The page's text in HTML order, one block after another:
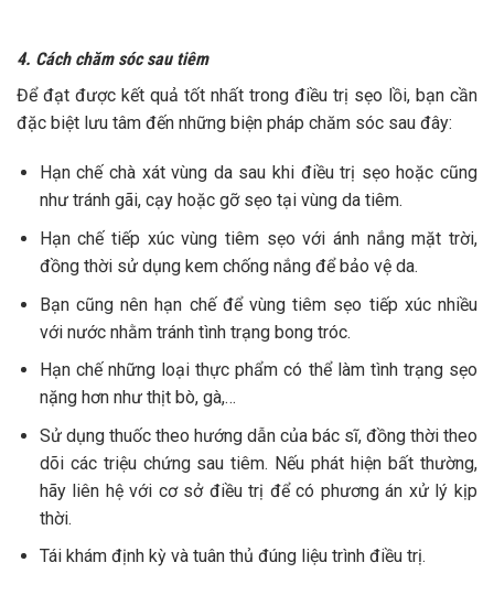
4. Cách chăm sóc sau tiêm
Để đạt được kết quả tốt nhất trong điều trị sẹo lồi, bạn cần
đặc biệt lưu tâm đến những biện pháp chăm sóc sau đây:
Hạn chế chà xát vùng da sau khi điều trị sẹo hoặc cũng
như tránh gãi, cạy hoặc gỡ sẹo tại vùng da tiêm.
Hạn chế tiếp xúc vùng tiêm sẹo với ánh nắng mặt trời,
đồng thời sử dụng kem chống nắng để bảo vệ da.
Bạn cũng nên hạn chế để vùng tiêm sẹo tiếp xúc nhiều
với nước nhằm tránh tình trạng bong tróc.
Hạn chế những loại thực phẩm có thể làm tình trạng sẹo
nặng hơn như thịt bò, gà,…
Sử dụng thuốc theo hướng dẫn của bác sĩ, đồng thời theo
dõi các triệu chứng sau tiêm. Nếu phát hiện bất thường,
hãy liên hệ với cơ sở điều trị để có phương án xử lý kịp
thời.
Tái khám định kỳ và tuân thủ đúng liệu trình điều trị.